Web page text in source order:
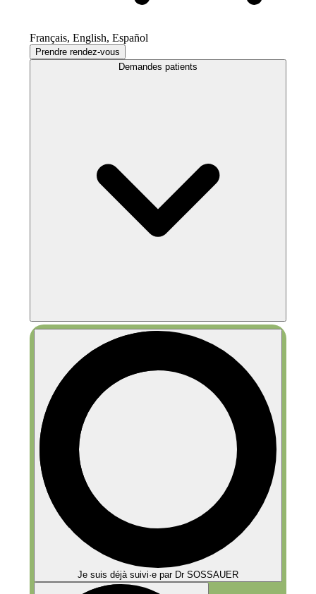
Français, English, Español
Prendre rendez-vous
Demandes patients
Je suis déjà suivi·e par Dr SOSSAUER